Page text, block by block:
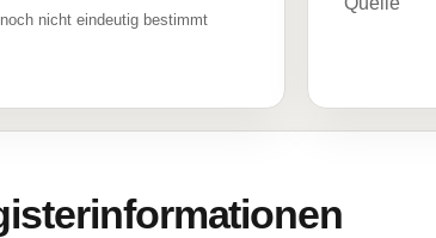
nicht eindeutig bestimmt